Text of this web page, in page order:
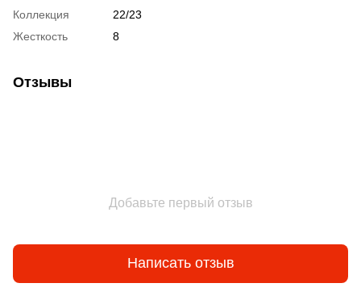
Коллекция
22/23
Жесткость
8
Отзывы
Добавьте первый отзыв
Написать отзыв